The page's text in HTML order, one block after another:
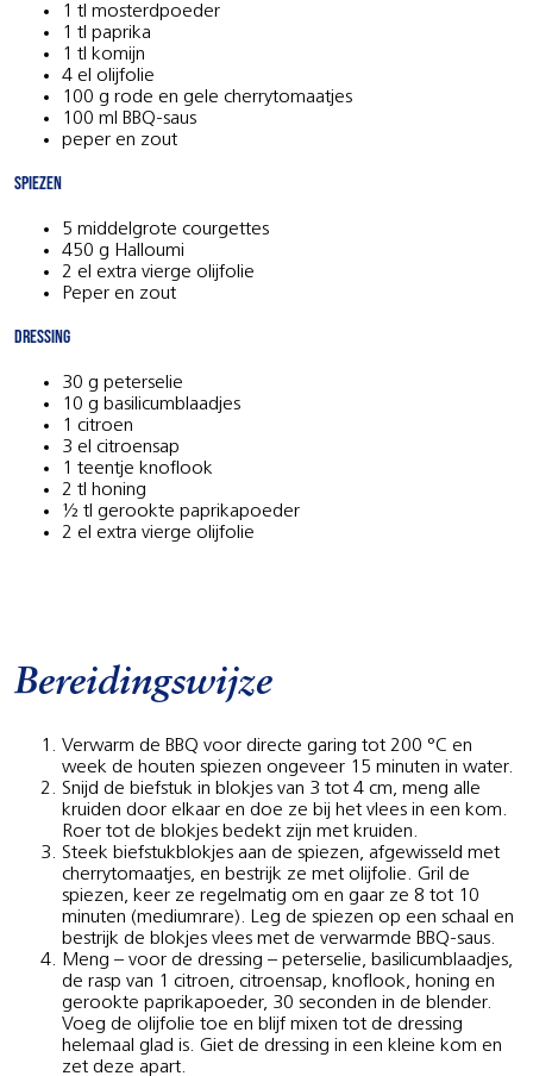
1 tl mosterdpoeder
1 tl paprika
1 tl komijn
4 el olijfolie
100 g rode en gele cherrytomaatjes
100 ml BBQ-saus
peper en zout
Spiezen
5 middelgrote courgettes
450 g Halloumi
2 el extra vierge olijfolie
Peper en zout
Dressing
30 g peterselie
10 g basilicumblaadjes
1 citroen
3 el citroensap
1 teentje knoflook
2 tl honing
½ tl gerookte paprikapoeder
2 el extra vierge olijfolie
Bereidingswijze
Verwarm de BBQ voor directe garing tot 200 °C en
week de houten spiezen ongeveer 15 minuten in water.
Snijd de biefstuk in blokjes van 3 tot 4 cm, meng alle
kruiden door elkaar en doe ze bij het vlees in een kom.
Roer tot de blokjes bedekt zijn met kruiden.
Steek biefstukblokjes aan de spiezen, afgewisseld met
cherrytomaatjes, en bestrijk ze met olijfolie. Gril de
spiezen, keer ze regelmatig om en gaar ze 8 tot 10
minuten (mediumrare). Leg de spiezen op een schaal en
bestrijk de blokjes vlees met de verwarmde BBQ-saus.
Meng – voor de dressing – peterselie, basilicumblaadjes,
de rasp van 1 citroen, citroensap, knoflook, honing en
gerookte paprikapoeder, 30 seconden in de blender.
Voeg de olijfolie toe en blijf mixen tot de dressing
helemaal glad is. Giet de dressing in een kleine kom en
zet deze apart.